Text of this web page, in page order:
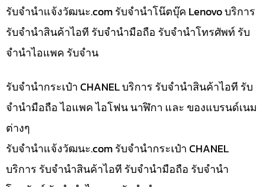
รับจํานําแจ้งวัฒนะ.com รับจำนำโน๊ตบุ๊ค Lenovo บริการ
รับจำนำสินค้าไอที รับจำนำมือถือ รับจำนำโทรศัพท์ รับ
จำนำไอแพค รับจำน
รับจำนำกระเป๋า CHANEL บริการ รับจำนำสินค้าไอที รับ
จำนำมือถือ ไอแพค ไอโฟน นาฬิกา และ ของแบรนด์เนม
ต่างๆ
รับจํานําแจ้งวัฒนะ.com รับจำนำกระเป๋า CHANEL
บริการ รับจำนำสินค้าไอที รับจำนำมือถือ รับจำนำ